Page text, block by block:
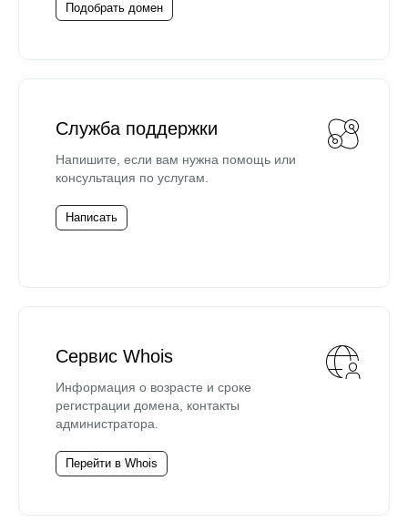
Подобрать домен
Служба поддержки
Напишите, если вам нужна помощь или
консультация по услугам.
Написать
Сервис Whois
Информация о возрасте и сроке
регистрации домена, контакты
администратора.
Перейти в Whois